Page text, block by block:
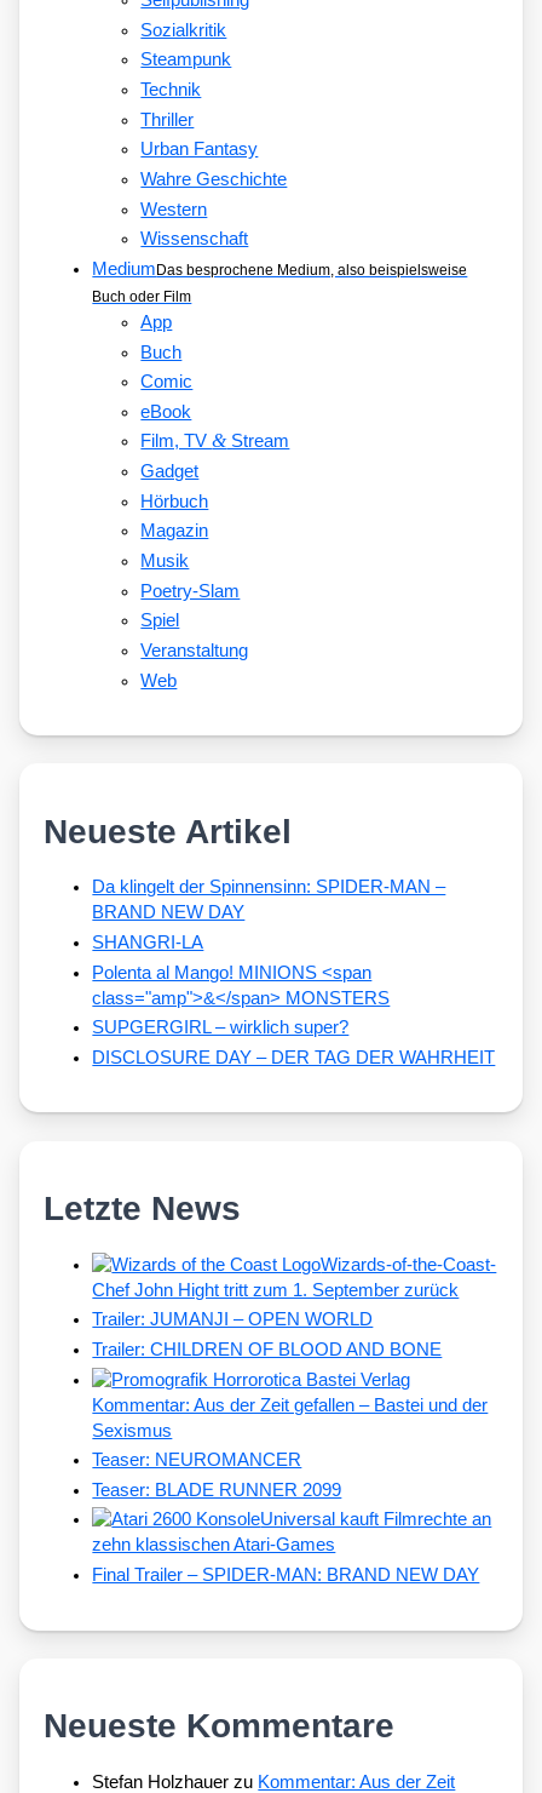
Sozialkritik
Steampunk
Technik
Thriller
Urban Fantasy
Wahre Geschichte
Western
Wissenschaft
Medium Das besprochene Medium, also beispielsweise
Buch oder Film
App
Buch
Comic
eBook
Film, TV&Stream
Gadget
Hörbuch
Magazin
Musik
Poetry-Slam
Spiel
Veranstaltung
Web
Neueste Artikel
Da klingelt der Spinnensinn: SPIDER-MAN –
BRAND NEW DAY
SHANGRI-LA
Polenta al Mango! MINIONS <span
class="amp">&</span> MONSTERS
SUPGERGIRL – wirklich super?
DISCLOSURE DAY – DER TAG DER WAHRHEIT
Letzte News
Wizards-of-the-Coast-
Chef John Hight tritt zum 1. September zurück
Trailer: JUMANJI – OPEN WORLD
Trailer: CHILDREN OF BLOOD AND BONE
Kommentar: Aus der Zeit gefallen – Bastei und der
Sexismus
Teaser: NEUROMANCER
Teaser: BLADE RUNNER 2099
Universal kauft Filmrechte an
zehn klassischen Atari-Games
Final Trailer – SPIDER-MAN: BRAND NEW DAY
Neueste Kommentare
Stefan Holzhauer zu Kommentar: Aus der Zeit